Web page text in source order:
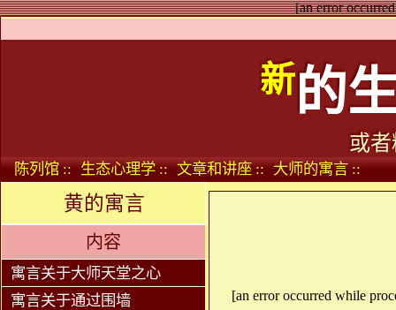
[an error
新的
或
陈列馆 :: 生态心理学 :: 文章和讲座 :: 大师的寓言 ::
黄的寓言
内容
寓言关于大师天堂之心
寓言关于通过围墙
[an error occurred while